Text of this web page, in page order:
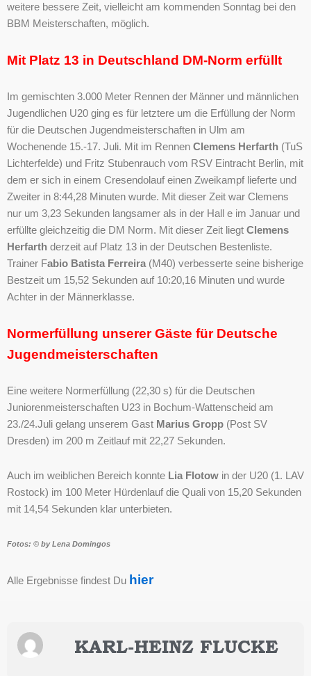
weitere bessere Zeit, vielleicht am kommenden Sonntag bei den
BBM Meisterschaften, möglich.
Mit Platz 13 in Deutschland DM-Norm erfüllt
Im gemischten 3.000 Meter Rennen der Männer und männlichen
Jugendlichen U20 ging es für letztere um die Erfüllung der Norm
für die Deutschen Jugendmeisterschaften in Ulm am
Wochenende 15.-17. Juli. Mit im Rennen Clemens Herfarth (TuS
Lichterfelde) und Fritz Stubenrauch vom RSV Eintracht Berlin, mit
dem er sich in einem Cresendolauf einen Zweikampf lieferte und
Zweiter in 8:44,28 Minuten wurde. Mit dieser Zeit war Clemens
nur um 3,23 Sekunden langsamer als in der Hall e im Januar und
erfüllte gleichzeitig die DM Norm. Mit dieser Zeit liegt Clemens
Herfarth derzeit auf Platz 13 in der Deutschen Bestenliste.
Trainer Fabio Batista Ferreira (M40) verbesserte seine bisherige
Bestzeit um 15,52 Sekunden auf 10:20,16 Minuten und wurde
Achter in der Männerklasse.
Normerfüllung unserer Gäste für Deutsche
Jugendmeisterschaften
Eine weitere Normerfüllung (22,30 s) für die Deutschen
Juniorenmeisterschaften U23 in Bochum-Wattenscheid am
23./24.Juli gelang unserem Gast Marius Gropp (Post SV
Dresden) im 200 m Zeitlauf mit 22,27 Sekunden.
Auch im weiblichen Bereich konnte Lia Flotow in der U20 (1. LAV
Rostock) im 100 Meter Hürdenlauf die Quali von 15,20 Sekunden
mit 14,54 Sekunden klar unterbieten.
Fotos: © by Lena Domingos
Alle Ergebnisse findest Du hier
KARL-HEINZ FLUCKE